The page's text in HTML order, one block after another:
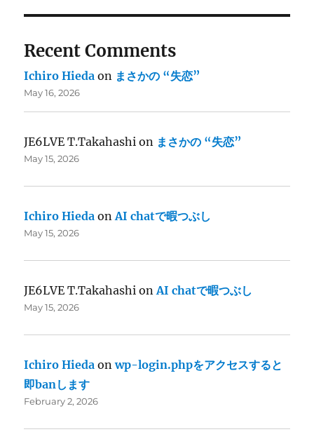
Recent Comments
Ichiro Hieda on まさかの “失恋”
May 16, 2026
JE6LVE T.Takahashi on まさかの “失恋”
May 15, 2026
Ichiro Hieda onAI chatで暇つぶし
May 15, 2026
JE6LVE T.Takahashi onAI chatで暇つぶし
May 15, 2026
Ichiro Hieda onwp-login.phpをアクセスすると
即banします
February 2, 2026